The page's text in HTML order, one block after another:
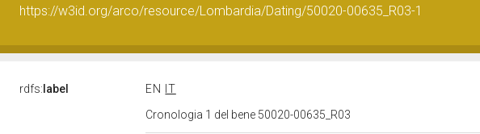
https://w3id.org/arco/resource/Lombardia/Dating/50020-00635_R03-1
rdfs: label EN
IT
Cronologia 1 del bene 50020-00635_R03